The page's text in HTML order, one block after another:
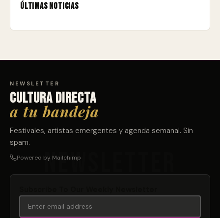
Últimas noticias
NEWSLETTER
Cultura directa
a tu bandeja
Festivales, artistas emergentes y agenda semanal. Sin
spam.
Powered by Mailchimp